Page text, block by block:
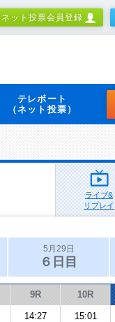
ネット投票会員登録
テレボート
（ネット投票）
ライブ&
リプレイ
5月29日
６日目
9R 10R
14:27 15:01